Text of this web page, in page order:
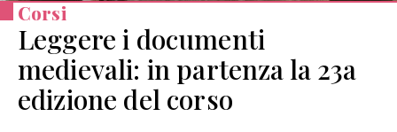
Corsi
Leggere i documenti
medievali: in partenza la 23a
edizione del corso